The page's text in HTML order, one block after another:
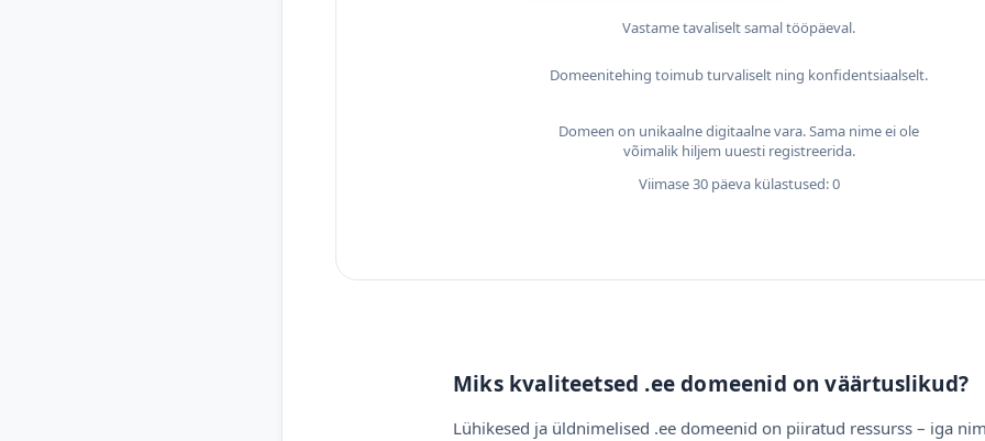
Vastame tavaliselt samal tööpäeval.
Domeenitehing toimub turvaliselt ning konfidentsiaalselt.
Domeen on unikaalne digitaalne vara. Sama nime ei ole
võimalik hiljem uuesti registreerida.
Viimase 30 päeva külastused: 0
Miks kvaliteetsed .ee domeenid on väärtuslikud?
Lühikesed ja üldnimelised .ee domeenid on piiratud ressurss – iga